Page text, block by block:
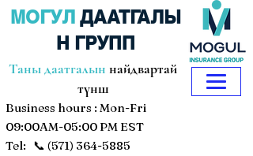
Таны даатгалын найдвартай
түнш
Tel: 📞 (571) 364-5885
МОГУЛ ДААТГАЛЫ
Н ГРУПП
Business hours : Mon-Fri
09:00AM-05:00 PM EST